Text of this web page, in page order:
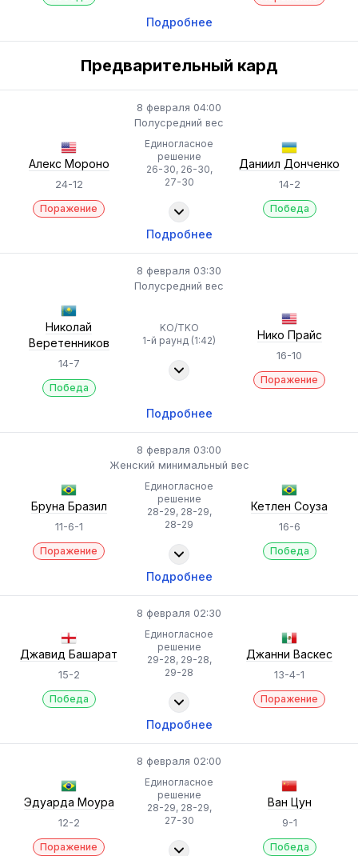
Подробнее
Предварительный кард
8 февраля 04:00
Полусредний вес
Алекс Мороно
24-12
Поражение
Единогласное
решение
26-30, 26-30,
27-30
Даниил Донченко
14-2
Победа
Подробнее
8 февраля 03:30
Полусредний вес
Николай
Веретенников
14-7
Победа
KO/TKO
1-й раунд (1:42)
Нико Прайс
16-10
Поражение
Подробнее
8 февраля 03:00
Женский минимальный вес
Бруна Бразил
11-6-1
Поражение
Единогласное
решение
28-29, 28-29,
28-29
Кетлен Соуза
16-6
Победа
Подробнее
8 февраля 02:30
Джавид Башарат
15-2
Победа
Единогласное
решение
29-28, 29-28,
29-28
Джанни Васкес
13-4-1
Поражение
Подробнее
8 февраля 02:00
Эдуарда Моура
12-2
Поражение
Единогласное
решение
28-29, 28-29,
27-30
Ван Цун
9-1
Победа